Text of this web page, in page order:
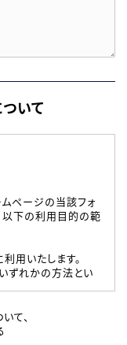
いて
ページの当該フォ
以下の利用目的の範
いたします。
ずれかの方法とい
考情報として利
て、